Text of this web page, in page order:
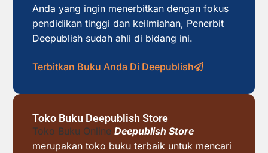
Anda yang ingin menerbitkan dengan fokus
pendidikan tinggi dan keilmiahan, Penerbit
Deepublish sudah ahli di bidang ini.
Terbitkan Buku Anda Di Deepublish
Toko Buku Deepublish Store
Toko Buku Online Deepublish Store
merupakan toko buku terbaik untuk mencari